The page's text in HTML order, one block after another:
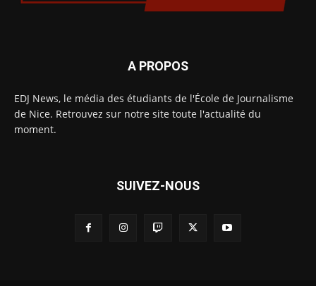
A PROPOS
EDJ News, le média des étudiants de l'École de Journalisme
de Nice. Retrouvez sur notre site toute l'actualité du
moment.
SUIVEZ-NOUS